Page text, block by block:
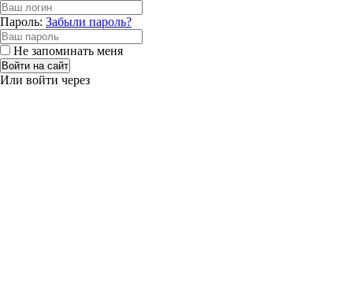
Пароль: Забыли пароль?
Не запоминать меня
Войти на сайт
Или войти через